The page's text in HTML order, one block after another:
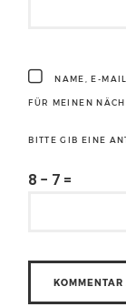
NAME, E-
FÜR MEINEN
BITTE GIB EINE
8 − 7 =